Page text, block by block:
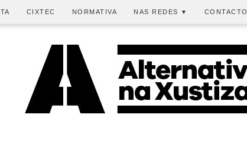
CIXTEC NORMATIVA NAS REDES ▼ CONTACTO